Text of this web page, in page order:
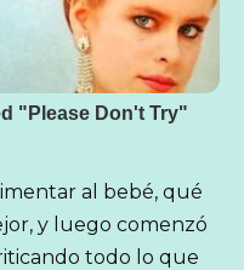
al bebé, qué
y luego comenzó
todo lo que